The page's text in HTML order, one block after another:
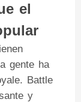
el
gente ha
Battle
y